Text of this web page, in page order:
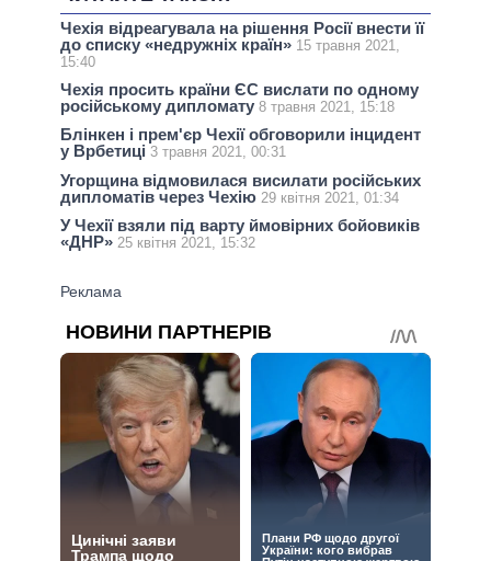
Чехія відреагувала на рішення Росії внести її
до списку «недружніх країн» 15 травня 2021,
15:40
Чехія просить країни ЄС вислати по одному
російському дипломату 8 травня 2021, 15:18
Блінкен і прем'єр Чехії обговорили інцидент
у Врбетиці 3 травня 2021, 00:31
Угорщина відмовилася висилати російських
дипломатів через Чехію 29 квітня 2021, 01:34
У Чехії взяли під варту ймовірних бойовиків
«ДНР» 25 квітня 2021, 15:32